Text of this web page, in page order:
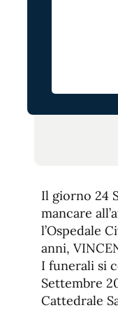
Il giorno 24
mancare
l’Ospedale
anni,
I funerali si
Settembre
Cattedrale